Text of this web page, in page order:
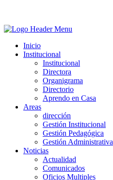
Inicio
Institucional
Institucional
Directora
Organigrama
Directorio
Aprendo en Casa
Areas
dirección
Gestión Institucional
Gestión Pedagógica
Gestión Administrativa
Noticias
Actualidad
Comunicados
Oficios Multiples